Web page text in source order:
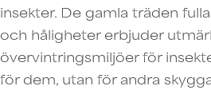
insekter. De gamla träden
och håligheter erbjuder
övervintringsmiljöer för
för dem, utan för andra